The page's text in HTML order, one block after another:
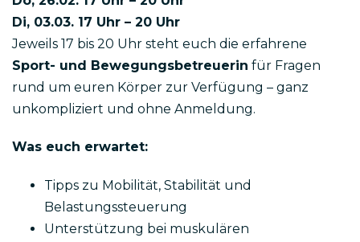
Di, 03.03. 17 Uhr – 20 Uhr
Jeweils 17 bis 20 Uhr steht euch die erfahrene
Sport- und Bewegungsbetreuerin für Fragen
rund um euren Körper zur Verfügung – ganz
unkompliziert und ohne Anmeldung.
Was euch erwartet:
Tipps zu Mobilität, Stabilität und
Belastungssteuerung
Unterstützung bei muskulären